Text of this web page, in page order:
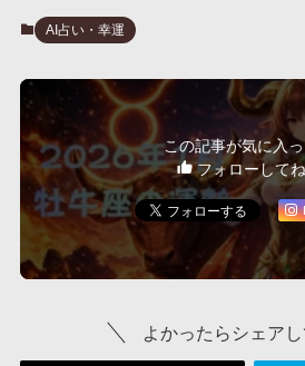
AI占い・幸運
この記事が気に入
フォローして
よかったらシェアし